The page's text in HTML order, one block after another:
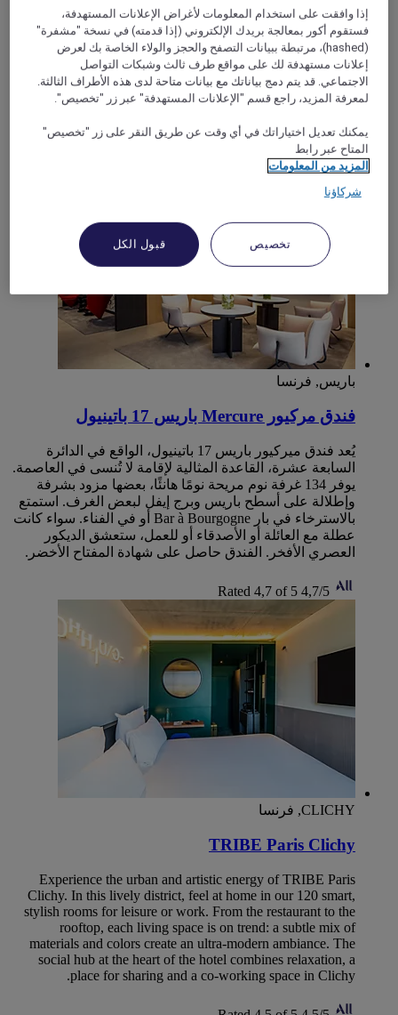
hotel has been redesigned to ensure you enjoy an
unforgettable experience in its muted, modern ambiance.
Thanks to the hotels ideal location close to the Pont de
Levallois, you are just a few stops from the Palais des
Congres and Espace Champerret events centers, the La
Defense district and the city main tourist sites. A haven of
serenity in an elegant, avant-garde setting, under the watchful
gaze of Gustave Eiffel.
4,4/5
Rated 4,4 of 5
باريس, فرنسا
فندق مركيور Mercure باريس 17 باتينيول
يُعد فندق ميركيور باريس 17 باتينيول، الواقع في الدائرة
السابعة عشرة، القاعدة المثالية لإقامة لا تُنسى في العاصمة.
يوفر 134 غرفة نوم مريحة نومًا هانئًا، بعضها مزود بشرفة
وإطلالة على أسطح باريس وبرج إيفل لبعض الغرف. استمتع
بالاسترخاء في بار Bar à Bourgogne أو في الفناء. سواء كانت
عطلة مع العائلة أو الأصدقاء أو للعمل، ستعشق الديكور
العصري الأفخر. الفندق حاصل على شهادة المفتاح الأخضر.
4,7/5
Rated 4,7 of 5
CLICHY, فرنسا
TRIBE Paris Clichy
Experience the urban and artistic energy of TRIBE Paris
Clichy. In this lively district, feel at home in our 120 smart,
stylish rooms for leisure or work. From the restaurant to the
rooftop, each living space is on trend: a subtle mix of
materials and colors create an ultra-modern ambiance. The
social hub at the heart of the hotel combines relaxation, a
place for sharing and a co-working space in Clichy.
إذا وافقت على استخدام المعلومات لأغراض الإعلانات المستهدفة،
فستقوم أكور بمعالجة بريدك الإلكتروني (إذا قدمته) في نسخة "مشفرة"
(hashed)، مرتبطة ببيانات التصفح والحجز والولاء الخاصة بك لعرض
إعلانات مستهدفة لك على مواقع طرف ثالث وشبكات التواصل
الاجتماعي. قد يتم دمج بياناتك مع بيانات متاحة لدى هذه الأطراف الثالثة.
لمعرفة المزيد، راجع قسم "الإعلانات المستهدفة" عبر زر "تخصيص".
يمكنك تعديل اختياراتك في أي وقت عن طريق النقر على زر "تخصيص"
المتاح عبر رابط
المزيد من المعلومات
شركاؤنا
تخصيص قبول الكل